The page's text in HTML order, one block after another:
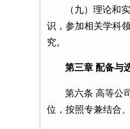
（九）理论和
识，参加相关学科
究。
第三章 配备与
第六条 高等公
位，按照专兼结合